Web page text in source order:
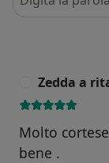
Zedda a
Molto
bene .